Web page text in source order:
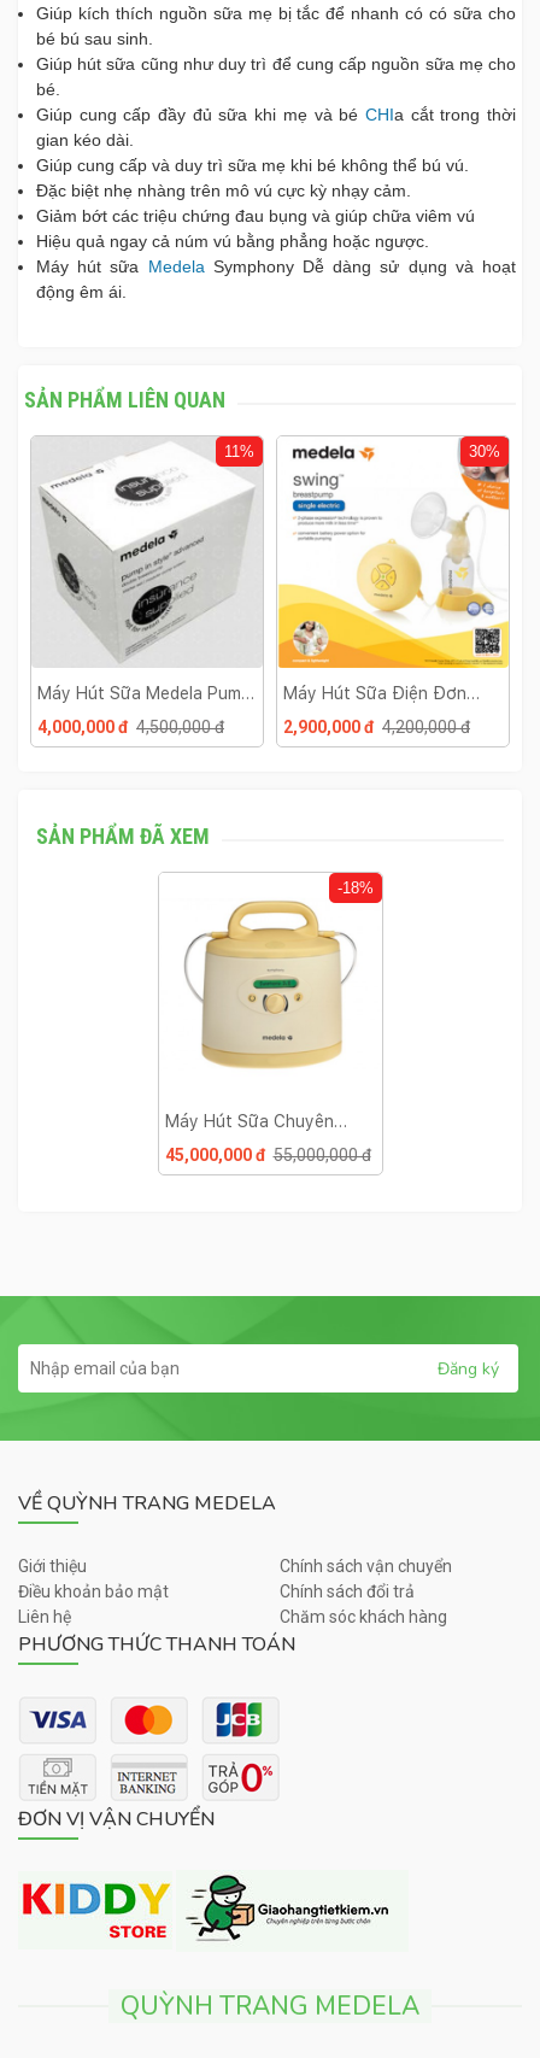
Giúp kích thích nguồn sữa mẹ bị tắc để nhanh có có sữa cho
bé bú sau sinh.
Giúp hút sữa cũng như duy trì để cung cấp nguồn sữa mẹ cho
bé.
Giúp cung cấp đầy đủ sữa khi mẹ và bé CHIa cắt trong thời
gian kéo dài.
Giúp cung cấp và duy trì sữa mẹ khi bé không thể bú vú.
Đặc biệt nhẹ nhàng trên mô vú cực kỳ nhạy cảm.
Giảm bớt các triệu chứng đau bụng và giúp chữa viêm vú
Hiệu quả ngay cả núm vú bằng phẳng hoặc ngược.
Máy hút sữa Medela Symphony Dễ dàng sử dụng và hoạt
động êm ái.
SẢN PHẨM LIÊN QUAN
11%
Máy Hút Sữa Medela Pump
Advance Rút Gọn Thùng
Trắng
4,000,000 đ 4,500,000 đ
30%
Máy Hút Sữa Điện Đơn
Medela Swing
2,900,000 đ 4,200,000 đ
SẢN PHẨM ĐÃ XEM
-18%
Máy Hút Sữa Chuyên
Dụng Medela Symphony
45,000,000 đ 55,000,000 đ
VỀ QUỲNH TRANG MEDELA
Giới thiệu
Điều khoản bảo mật
Liên hệ
Chính sách vận chuyển
Chính sách đổi trả
Chăm sóc khách hàng
PHƯƠNG THỨC THANH TOÁN
ĐƠN VỊ VẬN CHUYỂN
QUỲNH TRANG MEDELA